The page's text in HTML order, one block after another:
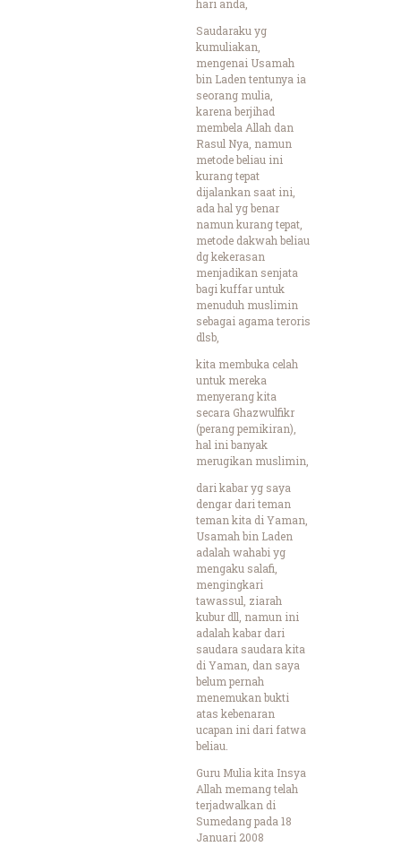
hari anda,
Saudaraku yg
kumuliakan,
mengenai Usamah
bin Laden tentunya ia
seorang mulia,
karena berjihad
membela Allah dan
Rasul Nya, namun
metode beliau ini
kurang tepat
dijalankan saat ini,
ada hal yg benar
namun kurang tepat,
metode dakwah beliau
dg kekerasan
menjadikan senjata
bagi kuffar untuk
menuduh muslimin
sebagai agama teroris
dlsb,
kita membuka celah
untuk mereka
menyerang kita
secara Ghazwulfikr
(perang pemikiran),
hal ini banyak
merugikan muslimin,
dari kabar yg saya
dengar dari teman
teman kita di Yaman,
Usamah bin Laden
adalah wahabi yg
mengaku salafi,
mengingkari
tawassul, ziarah
kubur dll, namun ini
adalah kabar dari
saudara saudara kita
di Yaman, dan saya
belum pernah
menemukan bukti
atas kebenaran
ucapan ini dari fatwa
beliau.
Guru Mulia kita Insya
Allah memang telah
terjadwalkan di
Sumedang pada 18
Januari 2008